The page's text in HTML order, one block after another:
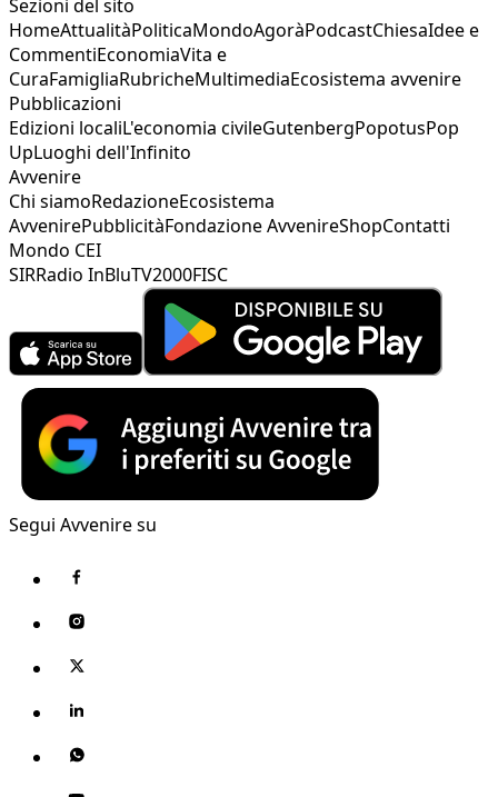
Sezioni del sito
HomeAttualitàPoliticaMondoAgoràPodcastChiesaIdee e
CommentiEconomiaVita e
CuraFamigliaRubricheMultimediaEcosistema avvenire
Pubblicazioni
Edizioni localiL'economia civileGutenbergPopotusPop
UpLuoghi dell'Infinito
Avvenire
Chi siamoRedazioneEcosistema
AvvenirePubblicitàFondazione AvvenireShopContatti
Mondo CEI
SIRRadio InBluTV2000FISC
Segui Avvenire su